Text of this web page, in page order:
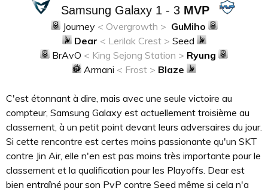
Samsung Galaxy 1 - 3 MVP
Journey < Overgrowth > GuMiho
Dear < Lerilak Crest > Seed
BrAvO < King Sejong Station > Ryung
Armani < Frost > Blaze
C'est étonnant à dire, mais avec une seule victoire au
compteur, Samsung Galaxy est actuellement troisième au
classement, à un petit point devant leurs adversaires du jour.
Si cette rencontre est certes moins passionante qu'un SKT
contre Jin Air, elle n'en est pas moins très importante pour le
classement et la qualification pour les Playoffs. Dear est
bien entraîné pour son PvP contre Seed même si cela n'a